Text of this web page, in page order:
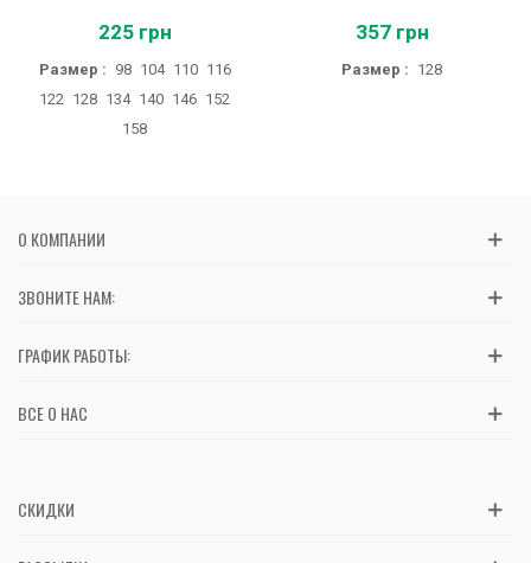
225 грн
Размер : 98 104 110 116
122 128 134 140 146 152
158
357 грн
Размер : 128
О КОМПАНИИ
ЗВОНИТЕ НАМ:
ГРАФИК РАБОТЫ:
ВСЕ О НАС
СКИДКИ